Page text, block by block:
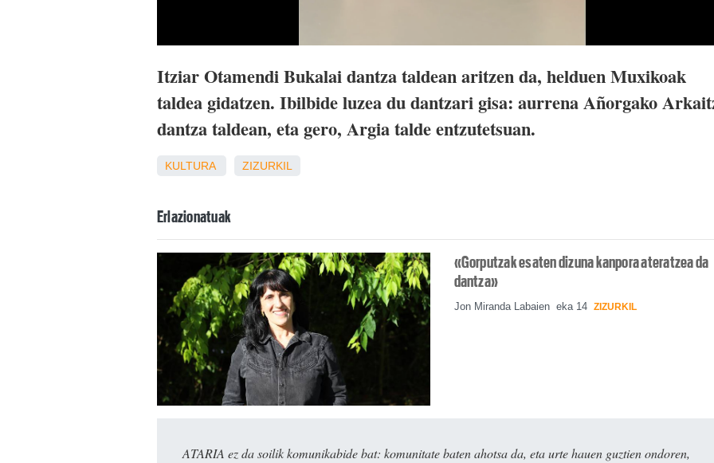
Itziar Otamendi Bukalai dantza taldean aritzen da, helduen Muxikoak
taldea gidatzen. Ibilbide luzea du dantzari gisa: aurrena Añorgako
dantza taldean, eta gero, Argia talde entzutetsuan.
KULTURA ZIZURKIL
Erlazionatuak
«Gorputzak esaten dizuna kanpora ateratzea da
dantza»
Jon Miranda Labaien eka 14 ZIZURKIL
ATARIA ez da soilik komunikabide bat: komunitate baten ahotsa da, eta urte hauen guztien ondoren,